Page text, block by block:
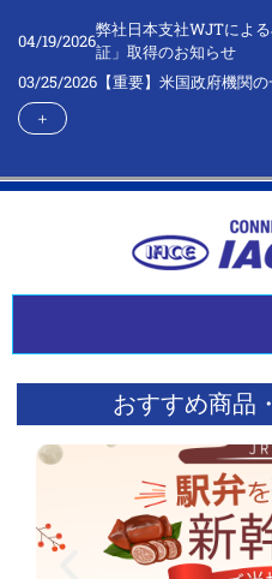
04/19/2026
弊社日本支社WJTによ
証」取得のお知らせ
03/25/2026 【重要】米国政府機関
＋
おすすめ商品